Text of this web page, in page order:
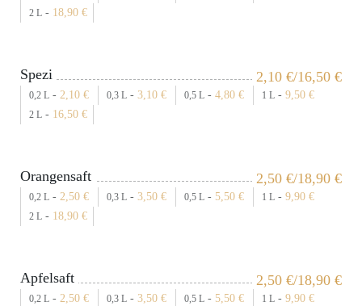
2 L - 18,90 €
2,10 €/16,50 €
Spezi
0,2 L - 2,10 € 0,3 L - 3,10 € 0,5 L - 4,80 € 1 L - 9,50 €
2 L - 16,50 €
2,50 €/18,90 €
Orangensaft
0,2 L - 2,50 € 0,3 L - 3,50 € 0,5 L - 5,50 € 1 L - 9,90 €
2 L - 18,90 €
2,50 €/18,90 €
Apfelsaft
0,2 L - 2,50 € 0,3 L - 3,50 € 0,5 L - 5,50 € 1 L - 9,90 €